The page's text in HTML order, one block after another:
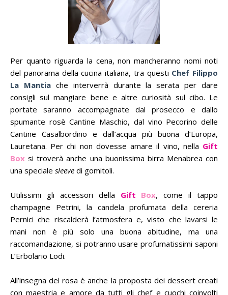
Per quanto riguarda la cena, non mancheranno nomi noti
del panorama della cucina italiana, tra questi Chef Filippo
La Mantiache interverrà durante la serata per dare
consigli sul mangiare bene e altre curiosità sul cibo. Le
portate saranno accompagnate dal prosecco e dallo
spumante rosè Cantine Maschio, dal vino Pecorino delle
Cantine Casalbordino e dall’acqua più buona d’Europa,
Lauretana. Per chi non dovesse amare il vino, nella Gift
Box si troverà anche una buonissima birra Menabrea con
una speciale sleeve di gomitoli.
Utilissimi gli accessori della Gift Box, come il tappo
champagne Petrini, la candela profumata della cereria
Pernici che riscalderà l’atmosfera e, visto che lavarsi le
mani non è più solo una buona abitudine, ma una
raccomandazione, si potranno usare profumatissimi saponi
L’Erbolario Lodi.
All’insegna del rosa è anche la proposta dei dessert creati
con maestria e amore da tutti gli chef e cuochi coinvolti